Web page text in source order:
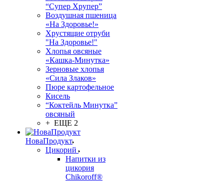
“Супер Хрупер”
Воздушная пшеница
«На Здоровье!»
Хрустящие отруби
"На Здоровье!"
Хлопья овсяные
«Кашка-Минутка»
Зерновые хлопья
«Сила Злаков»
Пюре картофельное
Кисель
“Коктейль Минутка”
овсяный
+ ЕЩЕ 2
НоваПродукт
Цикорий
Напитки из
цикория
Chikoroff®